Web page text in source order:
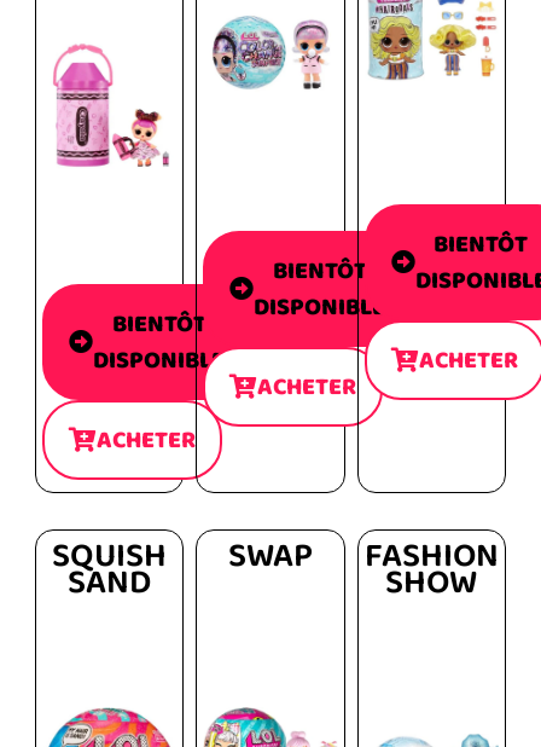
BIENTÔT
DISPONIBLE
ACHETER
BIENTÔT
DISPONIBLE
ACHETER
BIENTÔT
ACHETER
SQUISH
SAND SWAP FASHION
SHOW